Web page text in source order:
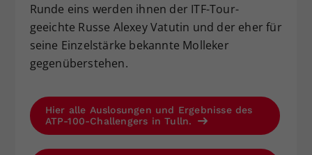
Runde eins werden ihnen der ITF-Tour-
geeichte Russe Alexey Vatutin und der eher für
seine Einzelstärke bekannte Molleker
gegenüberstehen.
Hier alle Auslosungen und Ergebnisse des
ATP-100-Challengers in Tulln.